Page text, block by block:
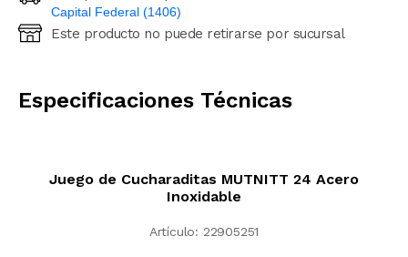
Capital Federal (1406)
Ingresá código postal (sólo números)
Este producto no puede retirarse por sucursal
Especificaciones Técnicas
Juego de Cucharaditas MUTNITT 24 Acero
Inoxidable
Artículo: 22905251